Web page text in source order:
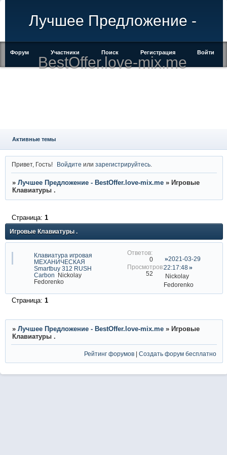
Лучшее Предложение -
BestOffer.love-mix.me
Форум Участники Поиск Регистрация Войти
Активные темы
Привет, Гость! Войдите илизарегистрируйтесь
» Лучшее Предложение - BestOffer.love-mix.me » Игровые
Клавиатуры .
Игровые Клавиатуры .
Страница: 1
Клавиатура игровая
МЕХАНИЧЕСКАЯ
Smartbuy 312 RUSH
Carbon
Nickolay
Fedorenko
0
52
2021-03-29
22:17:48
Nickolay
Fedorenko
Страница: 1
» Лучшее Предложение - BestOffer.love-mix.me » Игровые
Клавиатуры .
Рейтинг форумов |Создать форум бесплатно